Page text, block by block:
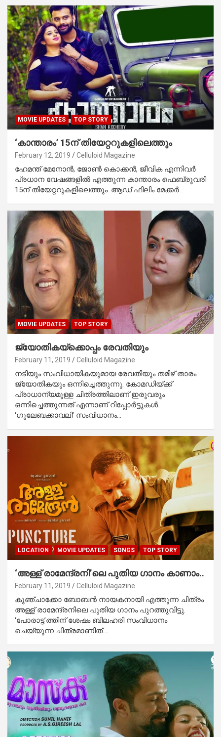
MOVIE UPDATES TOP STORY
‘കാന്താരം’ 15ന് തിയേറ്ററുകളിലെത്തും
February 12, 2019 Celluloid Magazine
ഹേമന്ത് മേനോന്‍, ജോണ്‍ കൊക്കന്‍, ജീവിക എന്നിവര്‍
പ്രധാന വേഷങ്ങളില്‍ എത്തുന്ന കാന്താരം ഫെബ്രുവരി
15ന് തിയേറ്ററുകളിലെത്തും. ആഡ് ഫിലിം മേക്കര്‍…
MOVIE UPDATES TOP STORY
ജ്യോതികയ്‌ക്കൊപ്പം രേവതിയും
February 11, 2019 Celluloid Magazine
നടിയും സംവിധായികയുമായ രേവതിയും തമിഴ് താരം
ജ്യോതികയും ഒന്നിച്ചെത്തുന്നു. കോമഡിയ്ക്ക്
പ്രാധാന്യമുള്ള ചിത്രത്തിലാണ് ഇരുവരും
ഒന്നിച്ചെത്തുന്നത് എന്നാണ് റിപ്പോര്‍ട്ടുകള്‍.
‘ഗുലേബക്കാവലി’ സംവിധാനം…
LOCATION MOVIE UPDATES SONGS TOP STORY
‘അള്ള് രാമേന്ദ്രനി’ലെ പുതിയ ഗാനം കാണാം..
February 11, 2019 Celluloid Magazine
കുഞ്ചാക്കോ ബോബന്‍ നായകനായി എത്തുന്ന ചിത്രം
അള്ള് രാമേന്ദ്രനിലെ പുതിയ ഗാനം പുറത്തുവിട്ടു.
‘പോരാട്ട’ത്തിന് ശേഷം ബിലഹരി സംവിധാനം
ചെയ്യുന്ന ചിത്രമാണിത്.…